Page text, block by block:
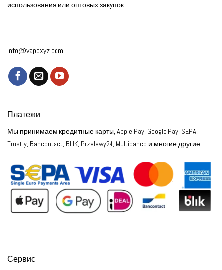
использования или оптовых закупок.
info@vapexyz.com
Сервис
Платежи
Мы принимаем кредитные карты, Apple Pay, Google Pay, SEPA,
Trustly, Bancontact, BLIK, Przelewy24, Multibanco и многие другие.